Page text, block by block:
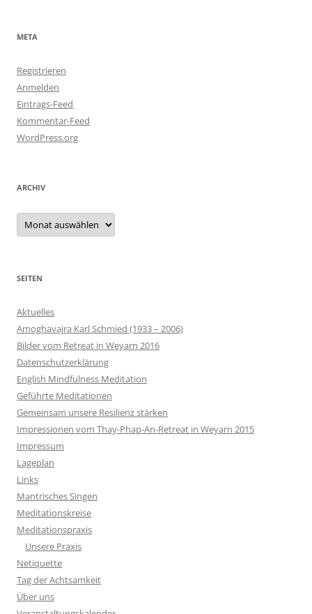
META
Registrieren
Anmelden
Eintrags-Feed
Kommentar-Feed
WordPress.org
ARCHIV
Archiv
SEITEN
Aktuelles
Amoghavajra Karl Schmied (1933 – 2006)
Bilder vom Retreat in Weyarn 2016
Datenschutzerklärung
English Mindfulness Meditation
Geführte Meditationen
Gemeinsam unsere Resilienz stärken
Impressionen vom Thay-Phap-An-Retreat in Weyarn 2015
Impressum
Lageplan
Links
Mantrisches Singen
Meditationskreise
Meditationspraxis
Unsere Praxis
Netiquette
Tag der Achtsamkeit
Über uns